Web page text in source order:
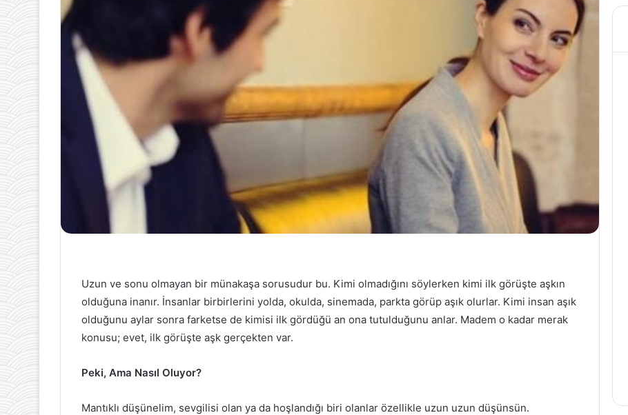
Uzun ve sonu olmayan bir münakaşa sorusudur bu. Kimi olmadığını söylerken kimi ilk görüşte aşkın
olduğuna inanır. İnsanlar birbirlerini yolda, okulda, sinemada, parkta görüp aşık olurlar. Kimi insan aşık
olduğunu aylar sonra farketse de kimisi ilk gördüğü an ona tutulduğunu anlar. Madem o kadar merak
konusu; evet, ilk görüşte aşk gerçekten var.
Peki, Ama Nasıl Oluyor?
Mantıklı düşünelim, sevgilisi olan ya da hoşlandığı biri olanlar özellikle uzun uzun düşünsün.